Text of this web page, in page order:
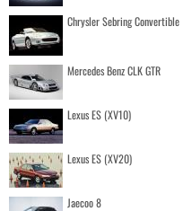
Chrysler Sebring Convertible
Mercedes Benz CLK GTR
Lexus ES (XV10)
Lexus ES (XV20)
Jaecoo 8